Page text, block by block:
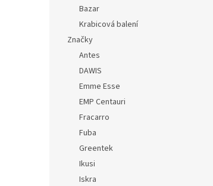
Bazar
Krabicová balení
Značky
Antes
DAWIS
Emme Esse
EMP Centauri
Fracarro
Fuba
Greentek
Ikusi
Iskra